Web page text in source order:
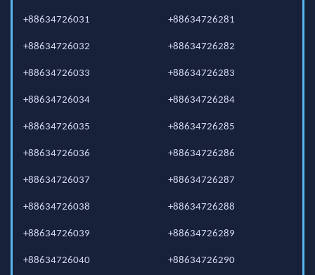
+88634726031
+88634726032
+88634726033
+88634726034
+88634726035
+88634726036
+88634726037
+88634726038
+88634726039
+88634726040
+88634726281
+88634726282
+88634726283
+88634726284
+88634726285
+88634726286
+88634726287
+88634726288
+88634726289
+88634726290